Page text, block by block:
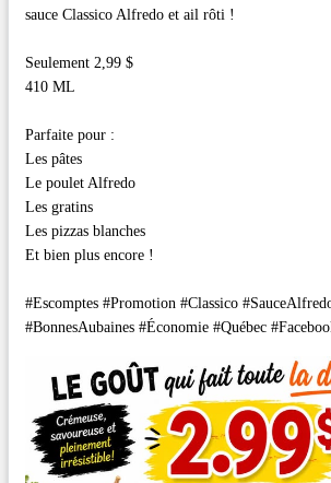
sauce Classico Alfredo et ail rôti !
Seulement 2,99 $
410 ML
Parfaite pour :
Les pâtes
Le poulet Alfredo
Les gratins
Les pizzas blanches
Et bien plus encore !
#Escomptes #Promotion #Classico
#BonnesAubaines #Économie #Québec